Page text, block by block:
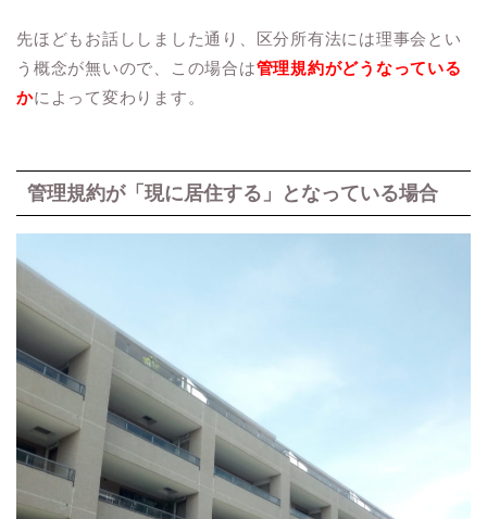
先ほどもお話ししました通り、区分所有法には理事会とい
う概念が無いので、この場合は管理規約がどうなっている
かによって変わります。
管理規約が「現に居住する」となっている場合